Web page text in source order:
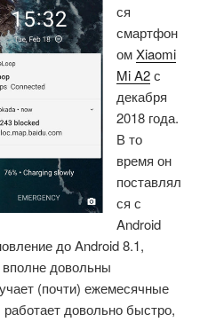
ся
смартфон
омXiaomi
Mi A2с
декабря
2018 года.
В то
время он
поставлял
ся с
Android
до Android 8.1,
довольны
(почти) ежемесячные
довольно быстро,